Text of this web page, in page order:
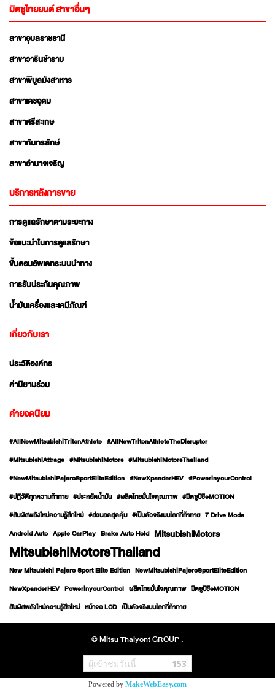
มิตซูไทยยนต์ สาขาอื่นๆ
สาขาอุบลราชธานี
สาขาวารินชำราบ
สาขาพิบูลมังสาหาร
สาขาเดชอุดม
สาขาศรีสะเกษ
สาขากันทรลักษ์
สาขาอำนาจเจริญ
บริการหลังการขาย
การดูแลรักษาตามระยะทาง
ข้อแนะนำในการดูแลรักษา
ขั้นตอนอัพเดทระบบนำทาง
การรับประกันคุณภาพ
น้ำมันเครื่องและเคมีภัณฑ์
เกี่ยวกับเรา
ประวัติองค์กร
ค่านิยามร่วม
คำยอดนิยม
#AllNewMitsubishiTritonAthlete #AllNewTritonAthleteTheDisruptor
#MitsubishiAttrage #MitsubishiMotors #MitsubishiMotorsThailand
#NewMitsubishiPajeroSportEliteEdition #NewXpanderHEV #PowerinyourControl
#ปฏิวัติทุกความท้าทาย #ประหยัดน้ำมัน #ผลิตไทยมั่นใจคุณภาพ #มิตซูบิชิeMOTION
#สัมผัสพลังใหม่ความรู้สึกใหม่ #ส่วนลดสุดคุ้ม #เป็นตัวจริงบนโลกที่ท้าทาย 7 Drive Mode
Android Auto Apple CarPlay Brake Auto Hold MitsubishiMotors
MitsubishiMotorsThailand
New Mitsubishi Pajero Sport Elite Edition NewMitsubishiPajeroSportEliteEdition
NewXpanderHEV PowerinyourControl ผลิตไทยมั่นใจคุณภาพ มิตซูบิชิeMOTION
สัมผัสพลังใหม่ความรู้สึกใหม่ หน้าจอ LCD เป็นตัวจริงบนโลกที่ท้าทาย
© Mitsu Thaiyont GROUP .
ผู้เข้าชมวันนี้ 153
Powered by MakeWebEasy.com